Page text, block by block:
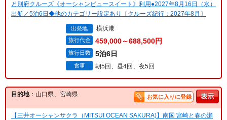
と別府クルーズ《オーシャンビュースイート》利用●2027年8月16日（水）
出航／5泊6日◆他のカテゴリー設定あり〔クルーズ紀行：2027年8月〕
出発地 横浜港
旅行代金 459,000～688,500円
旅行日数 5泊6日
食事 朝5回、昼4回、夜5回
目的地：山口県、宮崎県 お気に入りに登録
【三井オーシャンサクラ（MITSUI OCEAN SAKURA)】南国 宮崎と春の瀬